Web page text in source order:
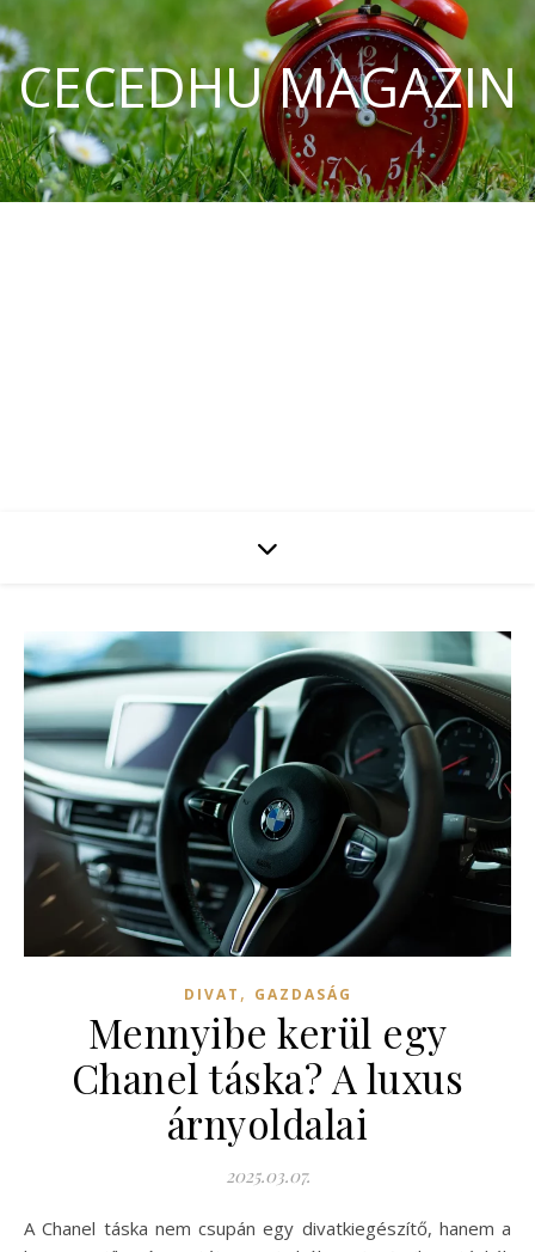
CECEDHU MAGAZIN
DIVAT , GAZDASÁG
Mennyibe kerül egy
Chanel táska? A luxus
árnyoldalai
2025.03.07.
A Chanel táska nem csupán egy divatkiegészítő, hanem a